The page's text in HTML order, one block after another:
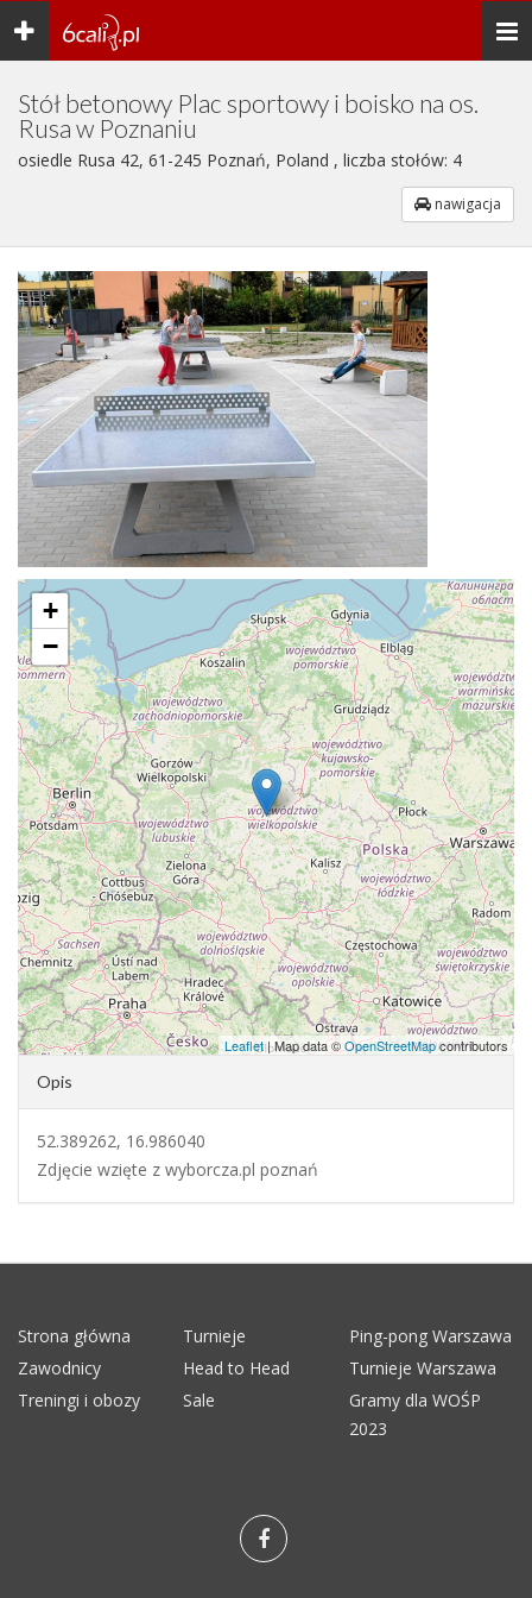
Toggle
navigation
Stół betonowy Plac sportowy i boisko na os.
Rusa w Poznaniu
osiedle Rusa 42, 61-245 Poznań, Poland , liczba stołów: 4
nawigacja
+
−
Leaflet| Map data ©OpenStreetMapcontributors
Opis
52.389262, 16.986040
Zdjęcie wzięte z wyborcza.pl poznań
Strona główna Turnieje
Ping-pong Warszawa
Zawodnicy
Head to Head
Turnieje Warszawa
Treningi i obozy
Sale
Gramy dla WOŚP
2023